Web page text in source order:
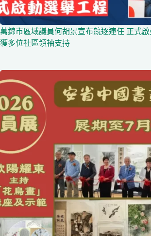
萬錦市區域議員何胡景宣布競逐連任 正式
獲多位社區領袖支持